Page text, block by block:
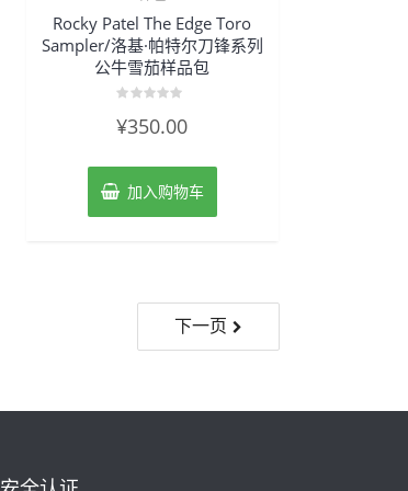
Rocky Patel The Edge Toro
Sampler/洛基·帕特尔刀锋系列
公牛雪茄样品包
分
5
¥350.00
加入购物车
下一页